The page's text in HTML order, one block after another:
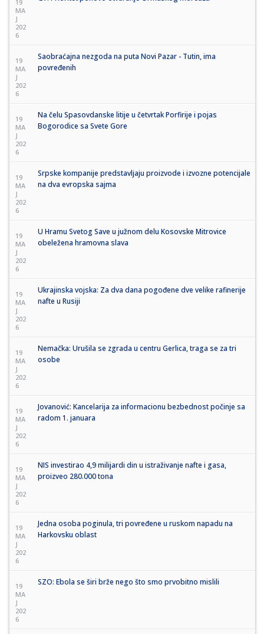
19
MA
J
202
6
19
MA
J
202
6
Saobraćajna nezgoda na puta Novi Pazar - Tutin, ima
povređenih
19
MA
J
202
6
Na čelu Spasovdanske litije u četvrtak Porfirije i pojas
Bogorodice sa Svete Gore
19
MA
J
202
6
Srpske kompanije predstavljaju proizvode i izvozne potencijale
na dva evropska sajma
19
MA
J
202
6
U Hramu Svetog Save u južnom delu Kosovske Mitrovice
obeležena hramovna slava
19
MA
J
202
6
Ukrajinska vojska: Za dva dana pogođene dve velike rafinerije
nafte u Rusiji
19
MA
J
202
6
Nemačka: Urušila se zgrada u centru Gerlica, traga se za tri
osobe
19
MA
J
202
6
Jovanović: Kancelarija za informacionu bezbednost počinje sa
radom 1. januara
19
MA
J
202
6
NIS investirao 4,9 milijardi din u istraživanje nafte i gasa,
proizveo 280.000 tona
19
MA
J
202
6
Jedna osoba poginula, tri povređene u ruskom napadu na
Harkovsku oblast
19
MA
J
202
6
SZO: Ebola se širi brže nego što smo prvobitno mislili